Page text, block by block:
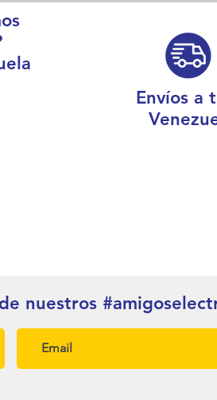
Envíos a
nuestros